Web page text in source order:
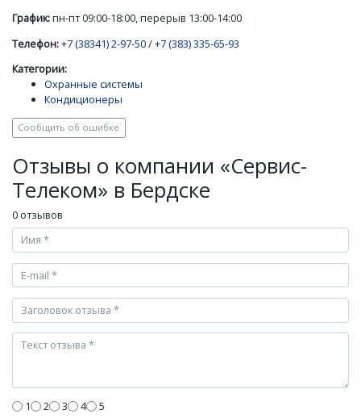
График:пн-пт 09:00-18:00, перерыв 13:00-14:00
Телефон:+7 (38341) 2-97-50/+7 (383) 335-65-93
Категории:
Охранные системы
Кондиционеры
Сообщить об ошибке
Отзывы о компании «Сервис-
Телеком» в Бердске
0 отзывов
1 2 3 4 5